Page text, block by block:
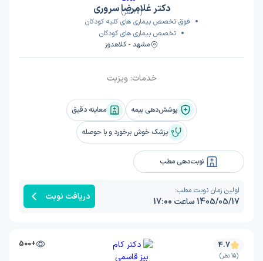
(27 نظر)
دکتر غلامرضا سروری
فوق تخصص بیماری های کلیه کودکان
تخصص بیماری های کودکان
مشهد - کلاهدوز
خدمات:ویزیت
پوشش‌دهی بیمه معاینه دقیق
پزشک خوش برخورد و با حوصله
نوبت‌دهی مطب
اولین زمان نوبت مطب:
1405/05/17 ساعت 17:00 دریافت نوبت
+500 4.7
(15 نظر)